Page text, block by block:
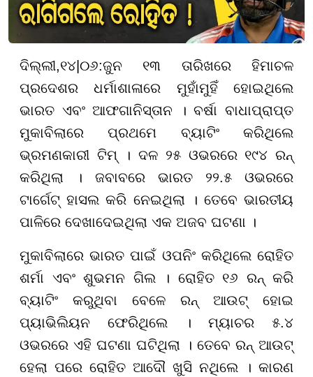
ଦିଲ୍ଲୀ,୧୪|୦୬:ଜୁନ ୧୩ ତାରିଖରେ ହିମାଚଳ
ପ୍ରଦେଶର ଧର୍ମାଶାଳାରେ ମୁହାଁମୁହିଁ ହୋଇଥିଲେ
ଭାରତ ଏବଂ ଆଫଗାନିସ୍ତାନ । ବର୍ଷା ବାଧାପ୍ରାପ୍ତ
ମୁକାବିଲାରେ ପ୍ରଥମେ ବ୍ୟାଟିଂ କରିଥିଲେ
ଭ୍ରମଣକାରୀ ଟିମ୍ । ଦଳ ୨୫ ଓଭରରେ ୧୯୪ ରନ୍
କରିଥିଲା । ଜବାବରେ ଭାରତ ୨୨.୫ ଓଭରରେ
ଟାର୍ଗେଟ୍ ହାସଲ କରି ନେଇଥିଲା । ତେବେ ଭାରତୀୟ
ପାଳିରେ ଦେଖାଦେଇଥିଲା ଏକ ଅଜବ ଘଟଣା ।
ମୁକାବିଲାରେ ଭାରତ ପାଇଁ ଓପନିଂ କରିଥିଲେ ରୋହିତ
ଶର୍ମା ଏବଂ ଶୁଭମନ ଗିଲ । ରୋହିତ ୧୬ ରନ୍ କରି
ବ୍ୟାଟିଂ କରୁଥିବା ବେଳେ ରନ୍ ଆଉଟ୍ ହୋଇ
ପ୍ୟାଭିଲିୟନ ଫେରିଥିଲେ । ମ୍ୟାଚର ୫.୪
ଓଭରରେ ଏହି ଘଟଣା ଘଟିଥିଲା । ତେବେ ରନ୍ ଆଉଟ୍
ହେଲା ପରେ ରୋହିତ ଆଦୌ ଖୁସି ନଥିଲେ । କାରଣ